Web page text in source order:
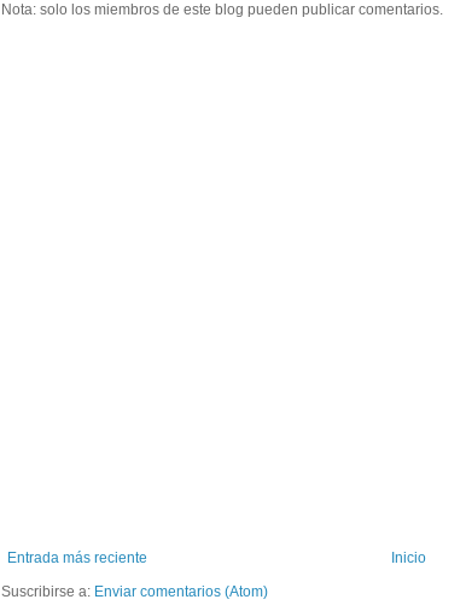
Nota: solo los miembros de este blog pueden publicar comentarios.
Entrada más reciente
Inicio
Suscribirse a: Enviar comentarios (Atom)